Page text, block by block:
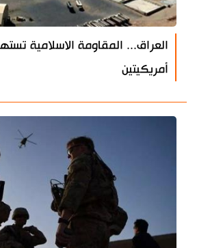
العراق... المقاومة الاسلامية
أمريكيتين